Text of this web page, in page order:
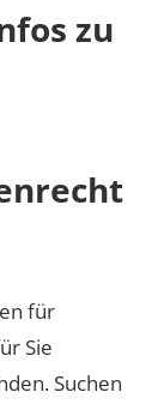
zu
für
Sie
Suchen